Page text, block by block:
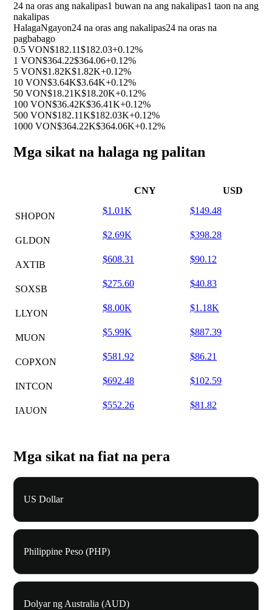
24 na oras ang nakalipas1 buwan na ang nakalipas1 taon na ang
nakalipas
HalagaNgayon24 na oras ang nakalipas24 na oras na
pagbabago
0.5 VON$182.11$182.03+0.12%
1 VON$364.22$364.06+0.12%
5 VON$1.82K$1.82K+0.12%
10 VON$3.64K$3.64K+0.12%
50 VON$18.21K$18.20K+0.12%
100 VON$36.42K$36.41K+0.12%
500 VON$182.11K$182.03K+0.12%
1000 VON$364.22K$364.06K+0.12%
Mga sikat na halaga ng palitan
CNY USD
SHOPON
$1.01K $149.48
GLDON
$2.69K $398.28
AXTIB
$608.31 $90.12
SOXSB
$275.60 $40.83
LLYON
$8.00K $1.18K
MUON
$5.99K $887.39
COPXON
$581.92 $86.21
INTCON
$692.48 $102.59
IAUON
$552.26 $81.82
Mga sikat na fiat na pera
US Dollar
Philippine Peso (PHP)
Dolyar ng Australia (AUD)